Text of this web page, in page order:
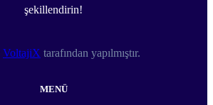
şekillendirin!
VoltajiX tarafından yapılmıştır.
MENÜ